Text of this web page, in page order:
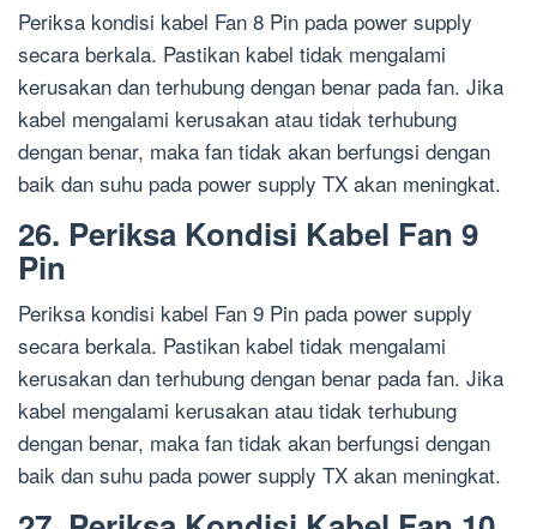
Periksa kondisi kabel Fan 8 Pin pada power supply
secara berkala. Pastikan kabel tidak mengalami
kerusakan dan terhubung dengan benar pada fan. Jika
kabel mengalami kerusakan atau tidak terhubung
dengan benar, maka fan tidak akan berfungsi dengan
baik dan suhu pada power supply TX akan meningkat.
26. Periksa Kondisi Kabel Fan 9
Pin
Periksa kondisi kabel Fan 9 Pin pada power supply
secara berkala. Pastikan kabel tidak mengalami
kerusakan dan terhubung dengan benar pada fan. Jika
kabel mengalami kerusakan atau tidak terhubung
dengan benar, maka fan tidak akan berfungsi dengan
baik dan suhu pada power supply TX akan meningkat.